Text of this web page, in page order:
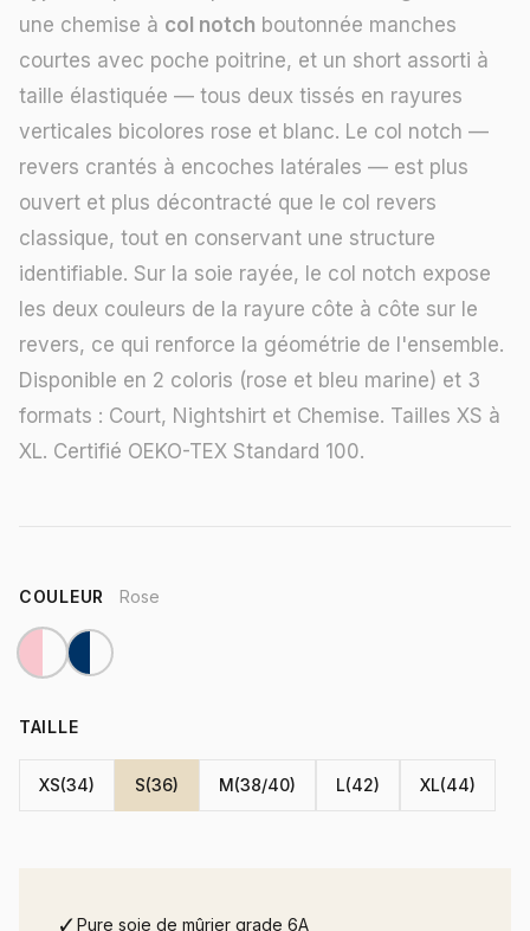
une chemise à col notch boutonnée manches
courtes avec poche poitrine, et un short assorti à
taille élastiquée — tous deux tissés en rayures
verticales bicolores rose et blanc. Le col notch —
revers crantés à encoches latérales — est plus
ouvert et plus décontracté que le col revers
classique, tout en conservant une structure
identifiable. Sur la soie rayée, le col notch expose
les deux couleurs de la rayure côte à côte sur le
revers, ce qui renforce la géométrie de l'ensemble.
Disponible en 2 coloris (rose et bleu marine) et 3
formats : Court, Nightshirt et Chemise. Tailles XS à
XL. Certifié OEKO-TEX Standard 100.
COULEUR Rose
TAILLE
XS(34) S(36) M(38/40) L(42) XL(44)
Pure soie de mûrier grade 6A